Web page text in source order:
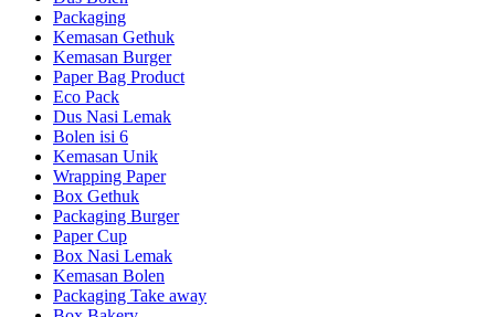
Packaging
Kemasan Gethuk
Kemasan Burger
Paper Bag Product
Eco Pack
Dus Nasi Lemak
Bolen isi 6
Kemasan Unik
Wrapping Paper
Box Gethuk
Packaging Burger
Paper Cup
Box Nasi Lemak
Kemasan Bolen
Packaging Take away